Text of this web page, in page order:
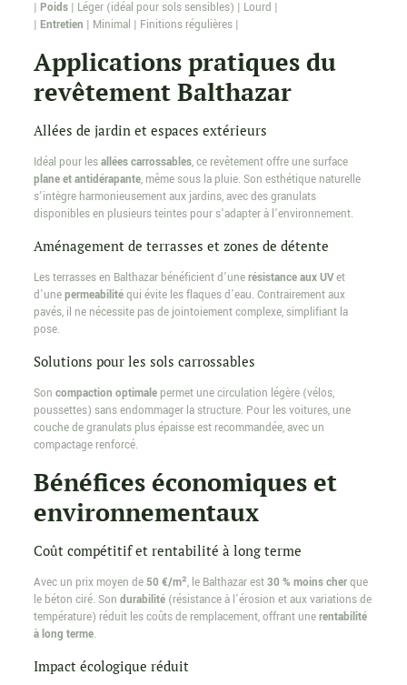
| Poids| Léger (idéal pour sols sensibles) | Lourd |
| Entretien | Minimal | Finitions régulières |
Applications pratiques du
revêtement Balthazar
Allées de jardin et espaces extérieurs
Idéal pour lesallées carrossables, ce revêtement offre une surface
plane et antidérapante, même sous la pluie. Son esthétique naturelle
s’intègre harmonieusement aux jardins, avec des granulats
disponibles en plusieurs teintes pour s’adapter à l’environnement.
Aménagement de terrasses et zones de détente
Les terrasses en Balthazar bénéficient d’unerésistance aux UVet
d’unepermeabilitéqui évite les flaques d’eau. Contrairement aux
pavés, il ne nécessite pas de jointoiement complexe, simplifiant la
pose.
Solutions pour les sols carrossables
Son compaction optimalepermet une circulation légère (vélos,
poussettes) sans endommager la structure. Pour les voitures, une
couche de granulats plus épaisse est recommandée, avec un
compactage renforcé.
Bénéfices économiques et
environnementaux
Coût compétitif et rentabilité à long terme
Avec un prix moyen de 50 €/m², le Balthazar est30 % moins cherque
le béton ciré. Son durabilité(résistance à l’érosion et aux variations de
température) réduit les coûts de remplacement, offrant unerentabilité
à long terme.
Impact écologique réduit